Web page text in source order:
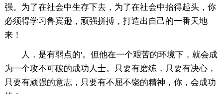
强。为了在社会中生存下去，为了在社会中抬得起头，你
必须得学习鲁宾逊，顽强拼搏，打造出自己的一番天地
来！
人，是有弱点的'。但他在一个艰苦的环境下，就会成
为一个攻不可破的成功人士。只要有磨练，只要有决心，
只要有顽强的意志，只要有不屈不饶的精神，你，会成功